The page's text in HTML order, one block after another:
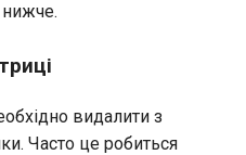
видалити з
Часто це робиться